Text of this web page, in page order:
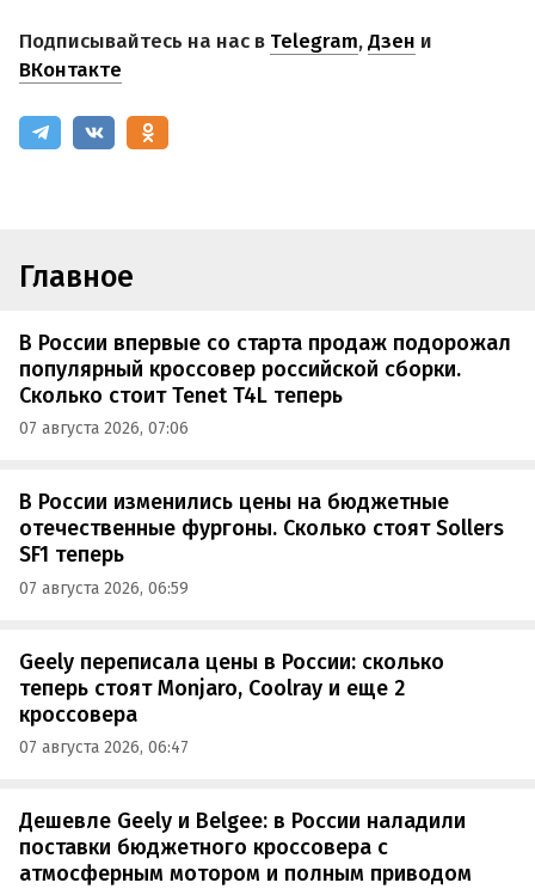
Подписывайтесь на нас в Telegram,Дзен и
ВКонтакте
Главное
В России впервые со старта продаж подорожал
популярный кроссовер российской сборки.
Сколько стоит Tenet T4L теперь
07 августа 2026, 07:06
В России изменились цены на бюджетные
отечественные фургоны. Сколько стоят Sollers
SF1 теперь
07 августа 2026, 06:59
Geely переписала цены в России: сколько
теперь стоят Monjaro, Coolray и еще 2
кроссовера
07 августа 2026, 06:47
Дешевле Geely и Belgee: в России наладили
поставки бюджетного кроссовера с
атмосферным мотором и полным приводом